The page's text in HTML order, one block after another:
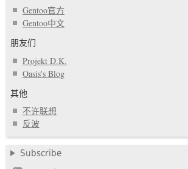
Gentoo官方
Gentoo中文
朋友们
Projekt D.K.
Oasis's Blog
其他
不许联想
反波
Subscribe